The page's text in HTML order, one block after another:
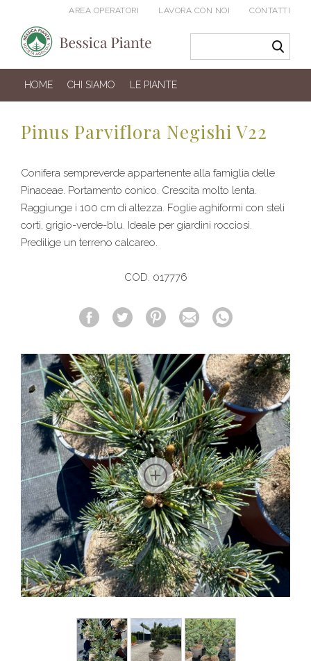
AREA OPERATORI LAVORA CON NOI CONTATTI
HOME CHI SIAMO LE PIANTE
Pinus Parviflora Negishi V22
Conifera sempreverde appartenente alla famiglia delle
Pinaceae. Portamento conico. Crescita molto lenta.
Raggiunge i 100 cm di altezza. Foglie aghiformi con steli
corti, grigio-verde-blu. Ideale per giardini rocciosi.
Predilige un terreno calcareo.
COD. 017776